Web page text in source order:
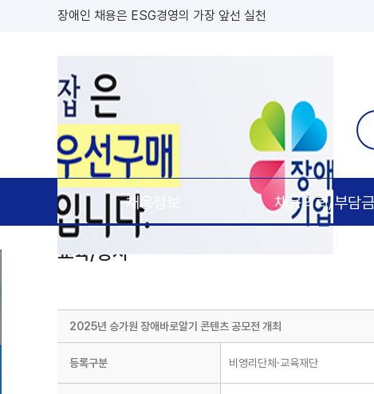
장애인 채용은 ESG경영의 가장 앞선 실천
장애인잡은 공공기관 우선구매 대상기업(장애인,창업,중소 기업)
채용정보 채용의뢰/부담
교육/행사
2025년 승가원 장애바로알기 콘텐츠 공모전 개최
등록구분 비영리단체·교육재단